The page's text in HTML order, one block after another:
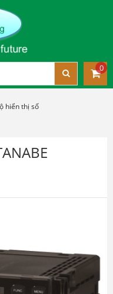
0
hiển thị số